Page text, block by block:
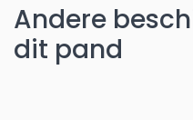
Andere
dit pand